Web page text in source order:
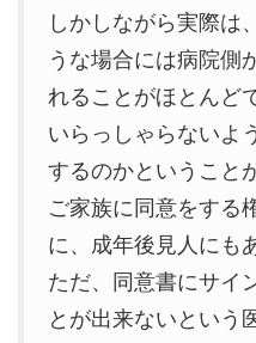
しかしながら実際は
うな場合には病院側
れることがほとんど
いらっしゃらないよ
するのかということ
ご家族に同意をする
に、成年後見人にも
ただ、同意書にサイ
とが出来ないという